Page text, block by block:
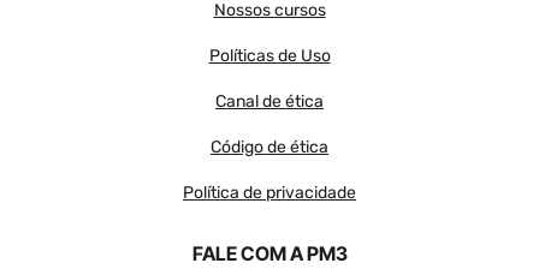
Nossos cursos
Políticas de Uso
Canal de ética
Código de ética
Política de privacidade
FALE COM A PM3